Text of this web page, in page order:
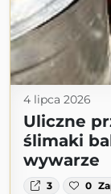
4 lipca 2026
Uliczne
ślimaki
wywarze
3 0